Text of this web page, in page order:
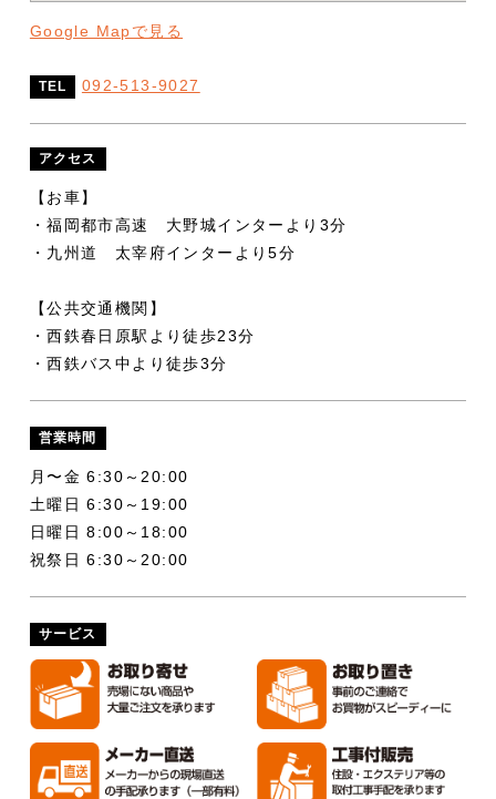
Google Mapで見る
TEL 092-513-9027
アクセス
【お車】
・福岡都市高速 大野城インターより3分
・九州道 太宰府インターより5分
【公共交通機関】
・西鉄春日原駅より徒歩23分
・西鉄バス中より徒歩3分
営業時間
月〜金 6:30～20:00
土曜日 6:30～19:00
日曜日 8:00～18:00
祝祭日 6:30～20:00
サービス